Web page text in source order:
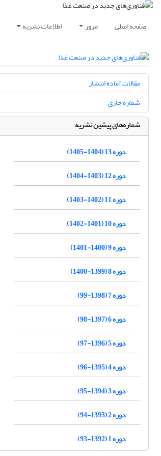
صفحه اصلی مرور اطلاعات نشریه
مقالات آماده انتشار
شماره جاری
شماره‌های پیشین نشریه
دوره 13 (1404-1405)
دوره 12 (1403-1404)
دوره 11 (1402-1403)
دوره 10 (1401-1402)
دوره 9 (1400-1401)
دوره 8 (1399-1400)
دوره 7 (1398-99)
دوره 6 (1397-98)
دوره 5 (1396-97)
دوره 4 (1395-96)
دوره 3 (1394-95)
دوره 2 (1393-94)
دوره 1 (1392-93)